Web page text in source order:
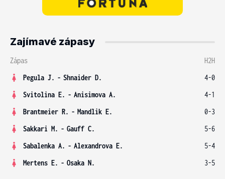
Zajímavé zápasy
Zápas
H2H
Pegula J. - Shnaider D.
4-0
Svitolina E. - Anisimova A.
4-1
Brantmeier R. - Mandlik E.
0-3
Sakkari M. - Gauff C.
5-6
Sabalenka A. - Alexandrova E.
5-4
Mertens E. - Osaka N. 3-5